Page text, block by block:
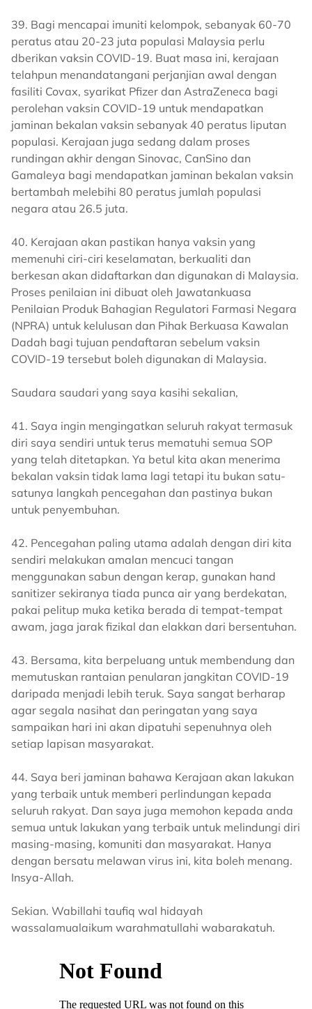
39. Bagi mencapai imuniti kelompok, sebanyak 60-70
peratus atau 20-23 juta populasi Malaysia perlu
dberikan vaksin COVID-19. Buat masa ini, kerajaan
telahpun menandatangani perjanjian awal dengan
fasiliti Covax, syarikat Pfizer dan AstraZeneca bagi
perolehan vaksin COVID-19 untuk mendapatkan
jaminan bekalan vaksin sebanyak 40 peratus liputan
populasi. Kerajaan juga sedang dalam proses
rundingan akhir dengan Sinovac, CanSino dan
Gamaleya bagi mendapatkan jaminan bekalan vaksin
bertambah melebihi 80 peratus jumlah populasi
negara atau 26.5 juta.
40. Kerajaan akan pastikan hanya vaksin yang
memenuhi ciri-ciri keselamatan, berkualiti dan
berkesan akan didaftarkan dan digunakan di Malaysia.
Proses penilaian ini dibuat oleh Jawatankuasa
Penilaian Produk Bahagian Regulatori Farmasi Negara
(NPRA) untuk kelulusan dan Pihak Berkuasa Kawalan
Dadah bagi tujuan pendaftaran sebelum vaksin
COVID-19 tersebut boleh digunakan di Malaysia.
Saudara saudari yang saya kasihi sekalian,
41. Saya ingin mengingatkan seluruh rakyat termasuk
diri saya sendiri untuk terus mematuhi semua SOP
yang telah ditetapkan. Ya betul kita akan menerima
bekalan vaksin tidak lama lagi tetapi itu bukan satu-
satunya langkah pencegahan dan pastinya bukan
untuk penyembuhan.
42. Pencegahan paling utama adalah dengan diri kita
sendiri melakukan amalan mencuci tangan
menggunakan sabun dengan kerap, gunakan hand
sanitizer sekiranya tiada punca air yang berdekatan,
pakai pelitup muka ketika berada di tempat-tempat
awam, jaga jarak fizikal dan elakkan dari bersentuhan.
43. Bersama, kita berpeluang untuk membendung dan
memutuskan rantaian penularan jangkitan COVID-19
daripada menjadi lebih teruk. Saya sangat berharap
agar segala nasihat dan peringatan yang saya
sampaikan hari ini akan dipatuhi sepenuhnya oleh
setiap lapisan masyarakat.
44. Saya beri jaminan bahawa Kerajaan akan lakukan
yang terbaik untuk memberi perlindungan kepada
seluruh rakyat. Dan saya juga memohon kepada anda
semua untuk lakukan yang terbaik untuk melindungi diri
masing-masing, komuniti dan masyarakat. Hanya
dengan bersatu melawan virus ini, kita boleh menang.
Insya-Allah.
Sekian. Wabillahi taufiq wal hidayah
wassalamualaikum warahmatullahi wabarakatuh.